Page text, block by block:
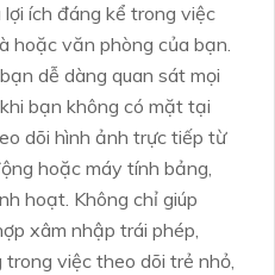
ích đáng kể trong việc
hoặc văn phòng của bạn.
dễ dàng quan sát mọi
bạn không có mặt tại
dõi hình ảnh trực tiếp từ
hoặc máy tính bảng,
hoạt. Không chỉ giúp
xâm nhập trái phép,
việc theo dõi trẻ nhỏ,